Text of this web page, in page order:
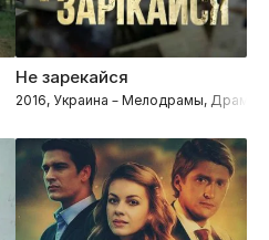
Не зарекайся
2016, Украина – Мелодрамы, Драмы